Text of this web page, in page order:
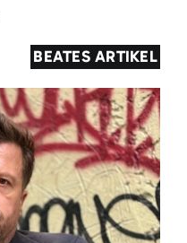
BEATES ARTIKEL